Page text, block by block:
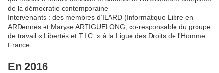
de la démocratie contemporaine.
Intervenants : des membres d’ILARD (Informatique Libre en
ARDennes et Maryse ARTIGUELONG, co-responsable du groupe
de travail « Libertés et T.I.C. » à la Ligue des Droits de l'Homme
France.
En 2016